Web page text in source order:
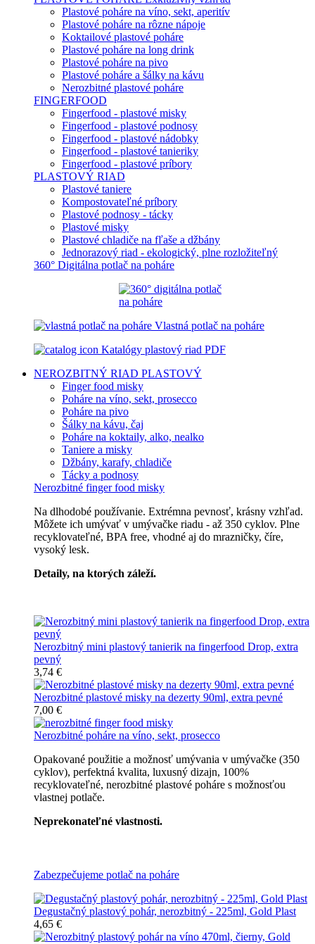
Plastové poháre na víno, sekt, aperitív
Plastové poháre na rôzne nápoje
Koktailové plastové poháre
Plastové poháre na long drink
Plastové poháre na pivo
Plastové poháre a šálky na kávu
Nerozbitné plastové poháre
FINGERFOOD
Fingerfood - plastové misky
Fingerfood - plastové podnosy
Fingerfood - plastové nádobky
Fingerfood - plastové tanieriky
Fingerfood - plastové príbory
PLASTOVÝ RIAD
Plastové taniere
Kompostovateľné príbory
Plastové podnosy - tácky
Plastové misky
Plastové chladiče na fľaše a džbány
Jednorazový riad - ekologický, plne rozložiteľný
360° Digitálna potlač na poháre
Vlastná potlač na poháre
Katalógy plastový riad PDF
NEROZBITNÝ RIAD PLASTOVÝ
Finger food misky
Poháre na víno, sekt, prosecco
Poháre na pivo
Šálky na kávu, čaj
Poháre na koktaily, alko, nealko
Taniere a misky
Džbány, karafy, chladiče
Tácky a podnosy
Nerozbitné finger food misky
Na dlhodobé používanie. Extrémna pevnosť, krásny vzhľad.
Môžete ich umývať v umývačke riadu - až 350 cyklov. Plne
recyklovateľné, BPA free, vhodné aj do mrazničky, číre,
vysoký lesk.
Detaily, na ktorých záleží.
Nerozbitný mini plastový tanierik na fingerfood Drop, extra
pevný
3,74 €
Nerozbitné plastové misky na dezerty 90ml, extra pevné
7,00 €
Nerozbitné poháre na víno, sekt, prosecco
Opakované použitie a možnosť umývania v umývačke (350
cyklov), perfektná kvalita, luxusný dizajn, 100%
recyklovateľné, nerozbitné plastové poháre s možnosťou
vlastnej potlače.
Neprekonateľné vlastnosti.
Zabezpečujeme potlač na poháre
Degustačný plastový pohár, nerozbitný - 225ml, Gold Plast
4,65 €